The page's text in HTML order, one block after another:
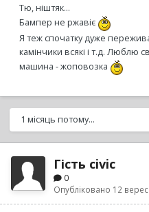
Тю, ніштяк...
Бампер не ржавіє
Я теж спочатку дуже
камінчики всякі і т.д. Люблю
машина - жоповозка
1 місяць потому...
Гість civic
0
Опубліковано 12